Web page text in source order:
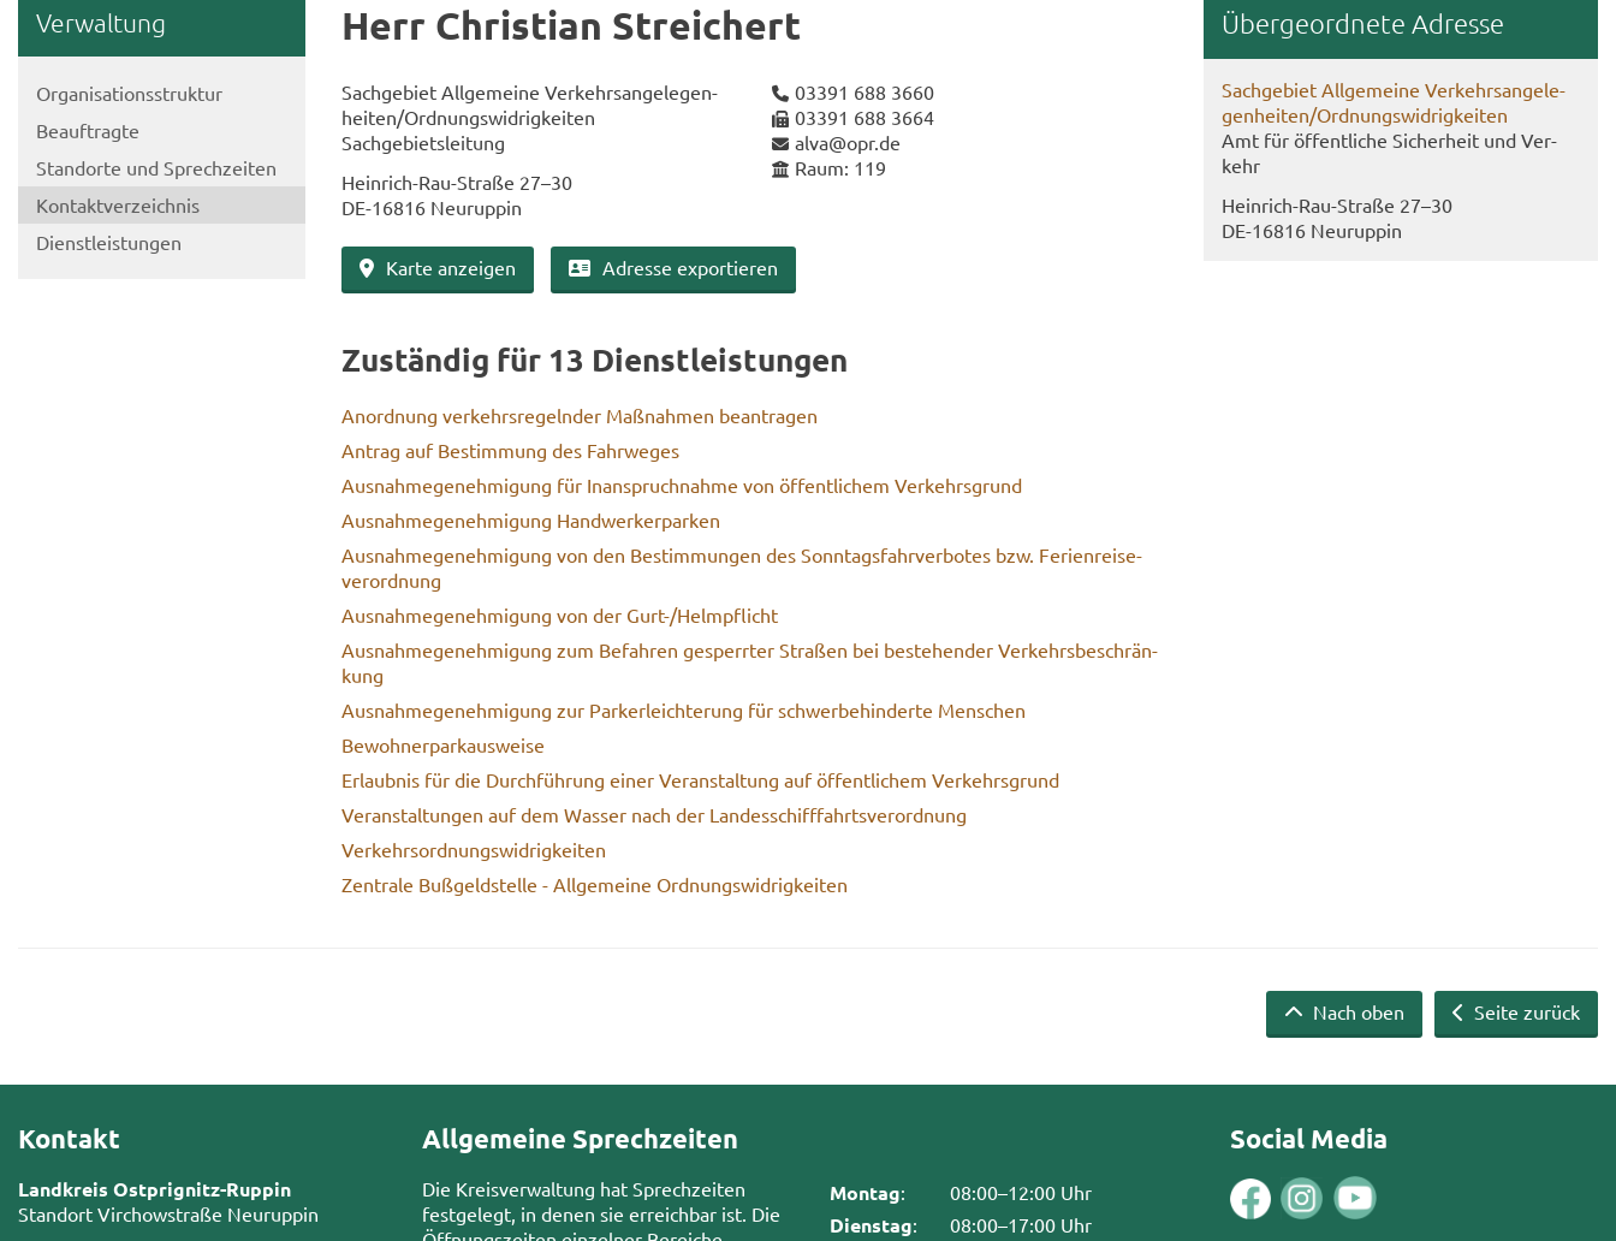
Ver­wal­tung
Or­ga­ni­sa­ti­ons­struk­tur
Be­auf­trag­te
Stand­or­te und Sprech­zei­ten
Kon­takt­ver­zeich­nis
Dienst­leis­tun­gen
Herr Chris­ti­an Strei­chert
Sach­ge­biet All­ge­mei­ne Ver­kehrs­an­ge­le­gen­
hei­ten/Ord­nungs­wid­rig­kei­ten
Sach­ge­biets­lei­tung
Heinrich-​Rau-Straße 27–30
DE-​16816 Neu­rup­pin
03391 688 3660
03391 688 3664
alva@opr.de
Raum: 119
Karte an­zei­gen Adres­se ex­por­tie­ren
Zu­stän­dig für 13 Dienst­leis­tun­gen
An­ord­nung ver­kehrs­re­geln­der Maß­nah­men be­an­tra­gen
An­trag auf Be­stim­mung des Fahr­we­ges
Aus­nah­me­ge­neh­mi­gung für In­an­spruch­nah­me von öf­fent­li­chem Ver­kehrs­grund
Aus­nah­me­ge­neh­mi­gung Hand­wer­ker­par­ken
Aus­nah­me­ge­neh­mi­gung von den Be­stim­mun­gen des Sonn­tags­fahr­ver­bo­tes bzw. Fe­ri­en­rei­se­
ver­ord­nung
Aus­nah­me­ge­neh­mi­gung von der Gurt-/Helm­pflicht
Aus­nah­me­ge­neh­mi­gung zum Be­fah­ren ge­sperr­ter Stra­ßen bei be­stehen­der Ver­kehrs­be­schrän­
kung
Aus­nah­me­ge­neh­mi­gung zur Park­erleich­te­rung für schwer­be­hin­der­te Men­schen
Be­woh­ner­par­k­aus­wei­se
Er­laub­nis für die Durch­füh­rung einer Ver­an­stal­tung auf öf­fent­li­chem Ver­kehrs­grund
Ver­an­stal­tun­gen auf dem Was­ser nach der Lan­des­schiff­fahrts­ver­ord­nung
Ver­kehrs­ord­nungs­wid­rig­kei­ten
Zen­tra­le Buß­geld­stel­le - All­ge­mei­ne Ord­nungs­wid­rig­kei­ten
Über­ge­ord­ne­te Adres­se
Sach­ge­biet All­ge­mei­ne Ver­kehrs­an­ge­le­
gen­hei­ten/Ord­nungs­wid­rig­kei­ten
Amt für öf­fent­li­che Si­cher­heit und Ver­
kehr
Heinrich-​Rau-Straße 27–30
DE-​16816 Neu­rup­pin
Seite zurück
Nach oben
Kontakt
Landkreis Ostprignitz-Ruppin
Standort Virchowstraße Neuruppin
Allgemeine Sprechzeiten
Die Kreisverwaltung hat Sprechzeiten
festgelegt, in denen sie erreichbar ist. Die
Montag: 08:00–12:00 Uhr
Dienstag: 08:00–17:00 Uhr
Social Media